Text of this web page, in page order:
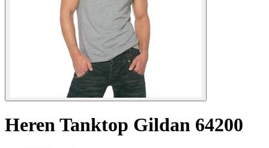
Heren Tanktop Gildan 64200